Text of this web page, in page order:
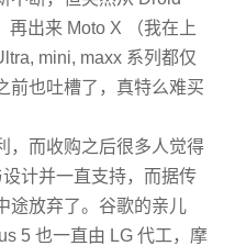
再出来 Moto X （我在上
mini, maxx 系列都仅
前也吐槽了，真特么难买
，而收购之后很多人觉得
计并一直支持，而据传
途放弃了。谷歌的亲儿
5 也一直由 LG 代工，摩